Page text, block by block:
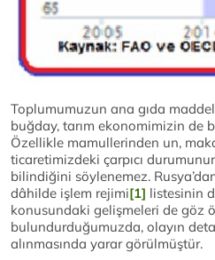
Toplumumuzun ana gıda
buğday, tarım ekonomimizin de
Özellikle mamullerinden un,
ticaretimizdeki çarpıcı
bilindiğini söylenemez.
dâhilde işlem rejimi[1] listesinin
konusundaki gelişmeleri de göz
bulundurduğumuzda, olayın
alınmasında yarar görülmüştür.